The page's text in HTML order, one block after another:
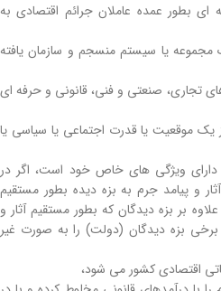
بطور عمده عاملان جرائم اقتصادی به
یا سیستم منسجم و سازمان یافته
تجاری، صنعتی و فنی، قانونی و حرفه­ ای
یک موقعیت یا قدرت اجتماعی یا سیاسی یا
دارای ویژگی ­های خاص خود است، اگر در
و پیامد جرم به بزه­ دیده بطور مستقیم
بر بزه ­دیدگان که بطور مستقیم آثار و
برخی بزه ­دیدگان (دولت) را به ­صورت غیر
اقتصادی کشور می­ شود،